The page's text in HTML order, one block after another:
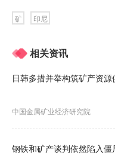
矿 印尼
相关资讯
日韩多措并举构筑矿产资源
中国金属矿业经济研究院
钢铁和矿产谈判依然陷入